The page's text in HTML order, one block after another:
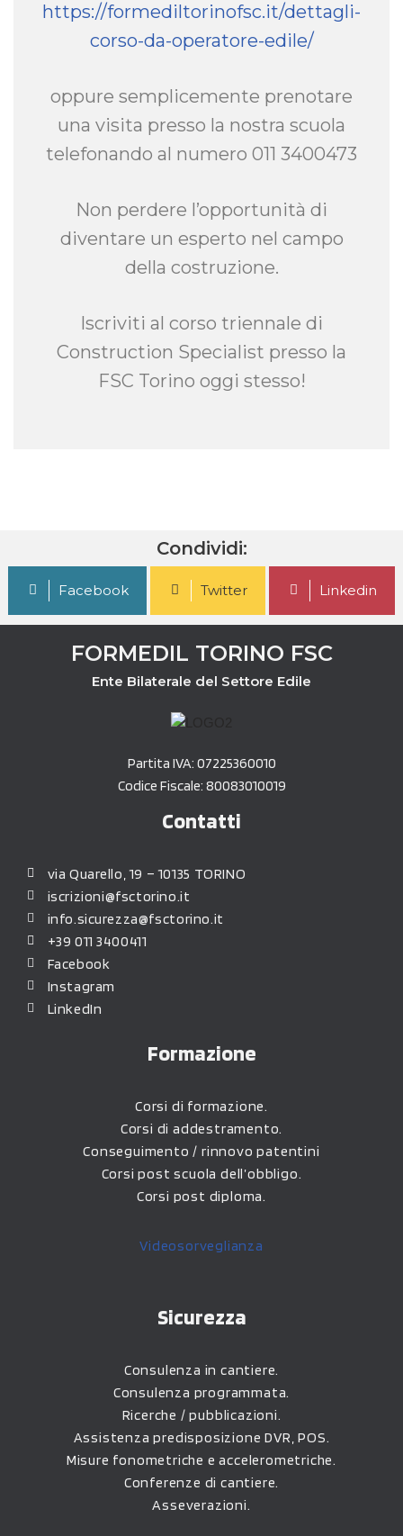
https://formediltorinofsc.it/dettagli-
corso-da-operatore-edile/
oppure semplicemente prenotare
una visita presso la nostra scuola
telefonando al numero 011 3400473
Non perdere l’opportunità di
diventare un esperto nel campo
della costruzione.
Iscriviti al corso triennale di
Construction Specialist presso la
FSC Torino oggi stesso!
Condividi:
Facebook Twitter Linkedin
FORMEDIL TORINO FSC
Ente Bilaterale del Settore Edile
Partita IVA: 07225360010
Codice Fiscale: 80083010019
Contatti
via Quarello, 19 – 10135 TORINO
iscrizioni@fsctorino.it
info.sicurezza@fsctorino.it
+39 011 3400411
Facebook
Instagram
LinkedIn
Formazione
Corsi di formazione.
Corsi di addestramento.
Conseguimento / rinnovo patentini
Corsi post scuola dell’obbligo.
Corsi post diploma.
Videosorveglianza
Sicurezza
Consulenza in cantiere.
Consulenza programmata.
Ricerche / pubblicazioni.
Assistenza predisposizione DVR, POS.
Misure fonometriche e accelerometriche.
Conferenze di cantiere.
Asseverazioni.